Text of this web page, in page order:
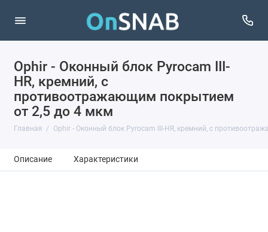
Ophir - Оконный блок Pyrocam III-
HR, кремний, с
противоотражающим покрытием
от 2,5 до 4 мкм
Главная Ophir - Оконный блок Pyrocam III-HR, кремний, с
Описание Характеристики